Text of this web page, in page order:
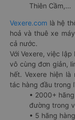
Thiên Cầm,...
Vexere.com là hệ
hoả và thuê xe
cả nước.
Với Vexere, việc
vô cùng đơn giản,
hết. Vexere hiện
tác hàng đầu trong
• 2000+
đường trong
• 5 hãng